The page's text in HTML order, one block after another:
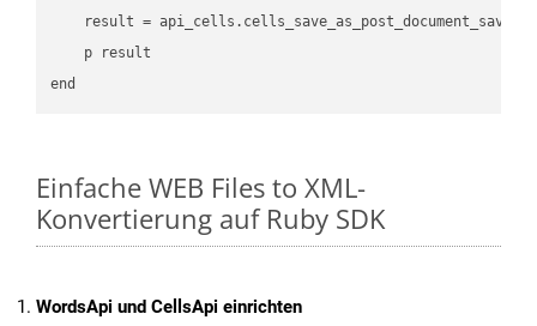
result =
    p result
Einfache WEB Files to XML-
Konvertierung auf Ruby SDK
WordsApi und CellsApi einrichten